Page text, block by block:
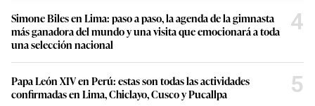
Simone Biles en Lima: paso a paso, la agenda de la gimnasta
más ganadora del mundo y una visita que emocionará a toda
una selección nacional
4
Papa León XIV en Perú: estas son todas las actividades
confirmadas en Lima, Chiclayo, Cusco y Pucallpa
5